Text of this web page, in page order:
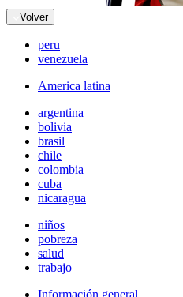
Volver
peru
venezuela
America latina
argentina
bolivia
brasil
chile
colombia
cuba
nicaragua
niños
pobreza
salud
trabajo
Información general